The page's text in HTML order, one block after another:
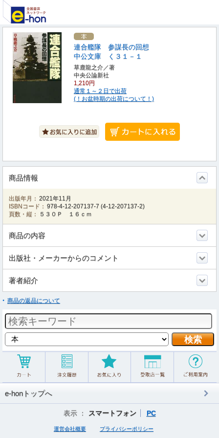
連合艦隊 参謀長の回想
中公文庫 く３１－１
草鹿龍之介／著
中央公論新社
1,210円
通常１～２日で出荷
(！お盆時期の出荷について！)
商品情報
出版年月： 2021年11月
ISBNコード： 978-4-12-207137-7 (4-12-207137-2)
頁数・縦：
５３０Ｐ １６ｃｍ
商品の内容
出版社・メーカーからのコメント
著者紹介
商品の返品について
e-honトップへ
表示 ： スマートフォン PC
運営会社概要 プライバシーポリシー